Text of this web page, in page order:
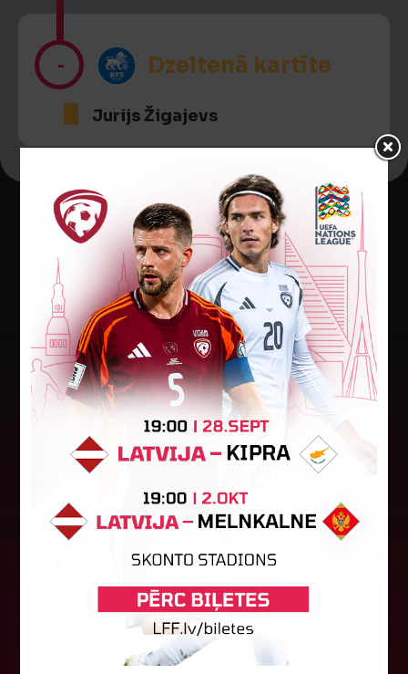
- Dzeltenā kartīte
Jurijs Žigajevs
Jaunākās ziņas
"Riga FC Women" beidz
vēsturisko eirokausu sezonu
Latvijas klubs "Riga FC Women" sestdien UEFA
Čempionu līgas kvalifikācijas otrajā kārtā ar 1:4
piekāpās Lietuvas "Gintra". Ar šo spēli Latvijas
klubam beidzās eirokausu...